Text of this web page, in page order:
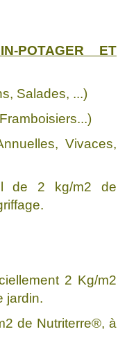
POTAGER ET
Salades, ...)
Vivaces,
de 2 kg/m2 de
2 Kg/m2
jardin.
de Nutriterre®, à